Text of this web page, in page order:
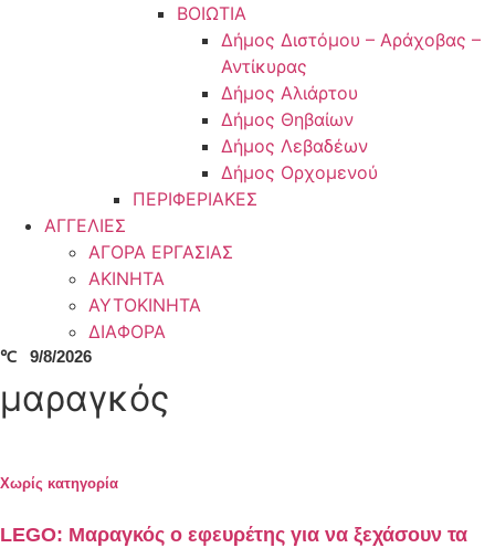
ΒΟΙΩΤΙΑ
Δήμος Διστόμου – Αράχοβας –
Αντίκυρας
Δήμος Αλιάρτου
Δήμος Θηβαίων
Δήμος Λεβαδέων
Δήμος Ορχομενού
ΠΕΡΙΦΕΡΙΑΚΕΣ
ΑΓΓΕΛΙΕΣ
ΑΓΟΡΑ ΕΡΓΑΣΙΑΣ
ΑΚΙΝΗΤΑ
ΑΥΤΟΚΙΝΗΤΑ
ΔΙΑΦΟΡΑ
℃ 9/8/2026
μαραγκός
Χωρίς κατηγορία
LEGO: Μαραγκός ο εφευρέτης για να ξεχάσουν τα